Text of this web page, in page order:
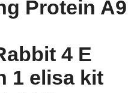
Protein A9
4 E
1 elisa kit